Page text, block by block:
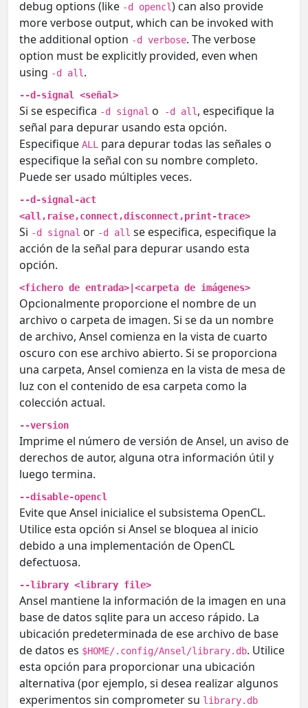
debug options (like -d opencl) can also provide
more verbose output, which can be invoked with
the additional option -d verbose. The verbose
option must be explicitly provided, even when
using -d all .
--d-signal <señal>
Si se especifica -d signal o -d all , especifique la
señal para depurar usando esta opción.
Especifique ALL
para depurar todas las señales o
especifique la señal con su nombre completo.
Puede ser usado múltiples veces.
--d-signal-act
<all,raise,connect,disconnect,print-trace>
Si -d signal or -d all se especifica, especifique la
acción de la señal para depurar usando esta
opción.
<fichero de entrada>|<carpeta de imágenes>
Opcionalmente proporcione el nombre de un
archivo o carpeta de imagen. Si se da un nombre
de archivo, Ansel comienza en la vista de cuarto
oscuro con ese archivo abierto. Si se proporciona
una carpeta, Ansel comienza en la vista de mesa de
luz con el contenido de esa carpeta como la
colección actual.
--version
Imprime el número de versión de Ansel, un aviso de
derechos de autor, alguna otra información útil y
luego termina.
--disable-opencl
Evite que Ansel inicialice el subsistema OpenCL.
Utilice esta opción si Ansel se bloquea al inicio
debido a una implementación de OpenCL
defectuosa.
--library <library file>
Ansel mantiene la información de la imagen en una
base de datos sqlite para un acceso rápido. La
ubicación predeterminada de ese archivo de base
de datos es $HOME/.config/Ansel/library.db. Utilice
esta opción para proporcionar una ubicación
alternativa (por ejemplo, si desea realizar algunos
experimentos sin comprometer su library.db